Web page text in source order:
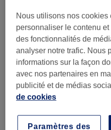
F.monsalon
4,8
Nous utilisons nos cookies
personnaliser le contenu
des fonctionnalités de
analyser notre trafic. Nous
informations sur la façon
avec nos partenaires en
publicité et de médias
de cookies
Paramètres des